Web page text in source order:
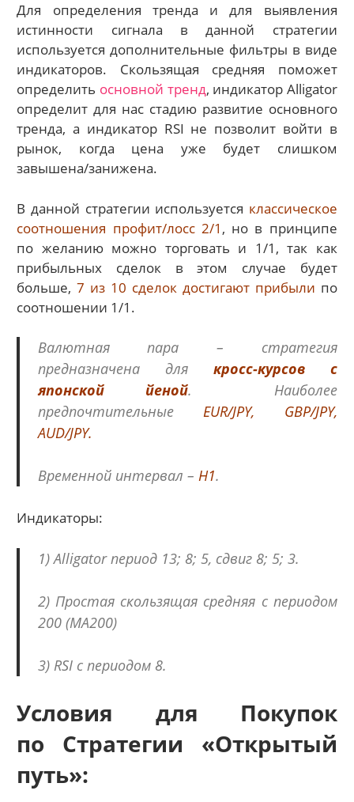
Для определения тренда и для выявления
истинности сигнала в данной стратегии
используется дополнительные фильтры в виде
индикаторов. Скользящая средняя поможет
определить основной тренд, индикатор Alligator
определит для нас стадию развитие основного
тренда, а индикатор RSI не позволит войти в
рынок, когда цена уже будет слишком
завышена/занижена.
В данной стратегии используется классическое
соотношения профит/лосс 2/1 , но в принципе
по желанию можно торговать и 1/1, так как
прибыльных сделок в этом случае будет
больше,7 из 10 сделок достигают прибыли по
соотношении 1/1.
Валютная пара – стратегия
предназначена для кросс-курсов с
японской йеной.
Наиболее
предпочтительныеEUR/JPY, GBP/JPY,
AUD/JPY.
Временной интервал – Н1.
Индикаторы:
1) Alligator период 13; 8; 5, сдвиг 8; 5; 3.
2) Простая скользящая средняя с периодом
200 (МА200)
3) RSI с периодом 8.
Условия для Покупок
по Стратегии «Открытый
путь»: